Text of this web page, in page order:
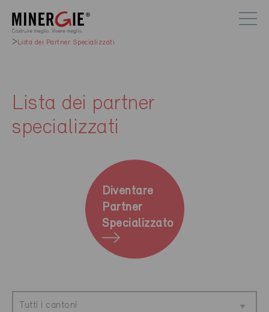
Lista dei Partner Specializzati
Lista dei partner
specializzati
Diventare
Partner
Specializzato
Tutti i cantoni